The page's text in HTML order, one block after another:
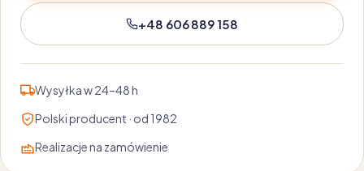
+48 606 889 158
Wysyłka w 24–48 h
Polski producent · od 1982
Realizacje na zamówienie